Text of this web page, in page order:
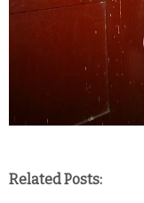
Related Posts: